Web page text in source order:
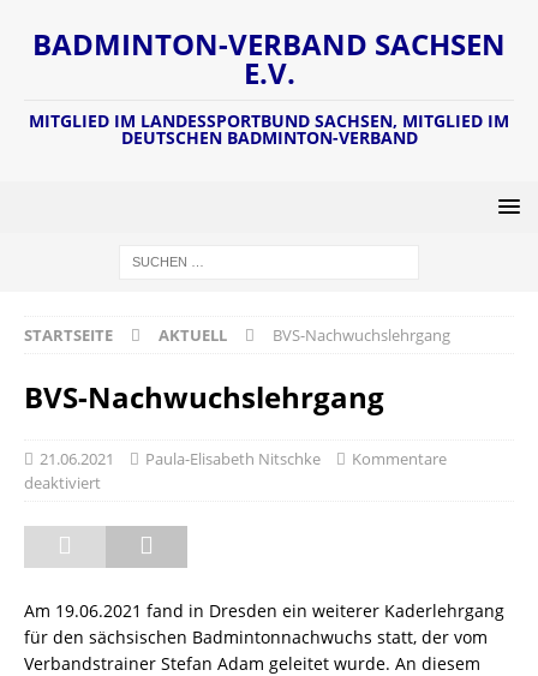
BADMINTON-VERBAND SACHSEN
E.V.
MITGLIED IM LANDESSPORTBUND SACHSEN, MITGLIED IM
DEUTSCHEN BADMINTON-VERBAND
STARTSEITE AKTUELL BVS-Nachwuchslehrgang
BVS-Nachwuchslehrgang
21.06.2021 Paula-Elisabeth Nitschke
Kommentare
deaktiviert
Am 19.06.2021 fand in Dresden ein weiterer Kaderlehrgang
für den sächsischen Badmintonnachwuchs statt, der vom
Verbandstrainer Stefan Adam geleitet wurde. An diesem